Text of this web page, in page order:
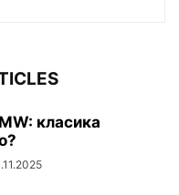
класика